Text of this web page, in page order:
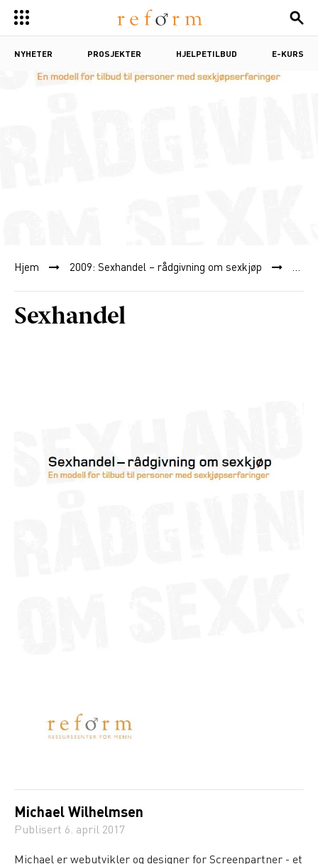
NYHETER PROSJEKTER HJELPETILBUD E-KURS
Hjem 2009: Sexhandel – rådgivning om sexkjøp
Sexhandel
Michael Wilhelmsen
Publisert 6. april 2017
Michael er webutvikler og designer for Screenpartner - et